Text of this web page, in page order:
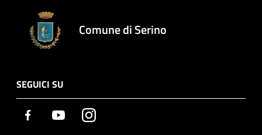
Comune di Serino
SEGUICI SU
Facebook YoutubeInstagram